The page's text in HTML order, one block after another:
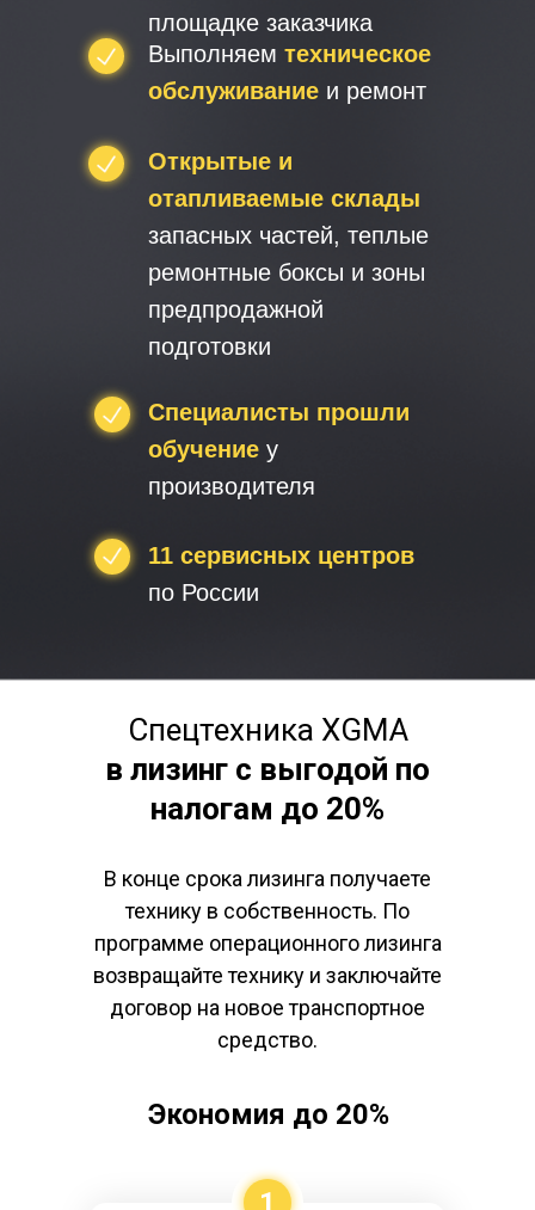
11 сервисных центров
по России
Выполняем техническое
обслуживание и ремонт
Открытые и
отапливаемые склады
запасных частей, теплые
ремонтные боксы и зоны
предпродажной
подготовки
Специалисты прошли
обучение у
производителя
площадке заказчика
Спецтехника XGMA
в лизинг с выгодой по
налогам до 20%
В конце срока лизинга получаете
технику в собственность. По
программе операционного лизинга
возвращайте технику и заключайте
договор на новое транспортное
средство.
Экономия до 20%
1